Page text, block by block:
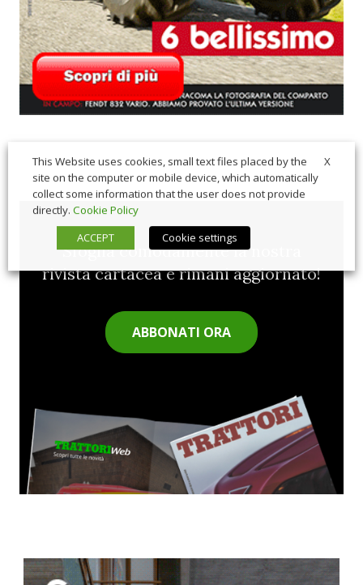
Sfoglia comodamente la nostra
rivista cartacea e rimani aggiornato!
ABBONATI ORA
X
This Website uses cookies, small text files placed by the
site on the computer or mobile device, which automatically
collect some information that the user does not provide
directly. Cookie Policy
ACCEPT
Cookie settings